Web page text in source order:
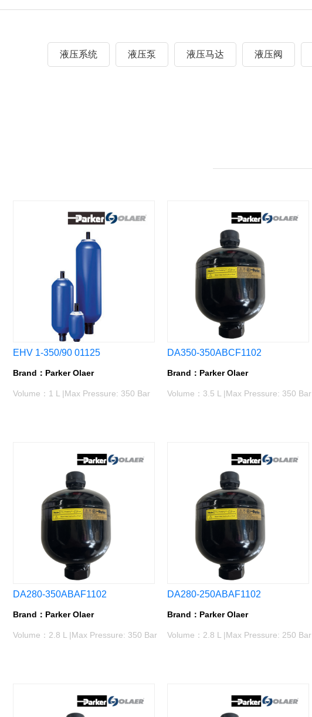
液压系统 液压泵 液压马达 液压阀
EHV 1-350/90 01125
Brand：Parker Olaer
Volume：1 L |Max Pressure: 350 Bar
DA350-350ABCF1102
Brand：Parker Olaer
Volume：3.5 L |Max Pressure: 350 Bar
DA280-350ABAF1102
Brand：Parker Olaer
Volume：2.8 L |Max Pressure: 350 Bar
DA280-250ABAF1102
Brand：Parker Olaer
Volume：2.8 L |Max Pressure: 250 Bar